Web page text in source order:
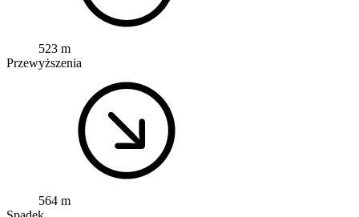
523 m
Przewyższenia
564 m